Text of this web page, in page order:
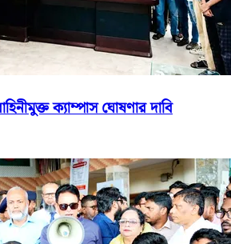
ক্যাম্পাস ঘোষণার দাবি